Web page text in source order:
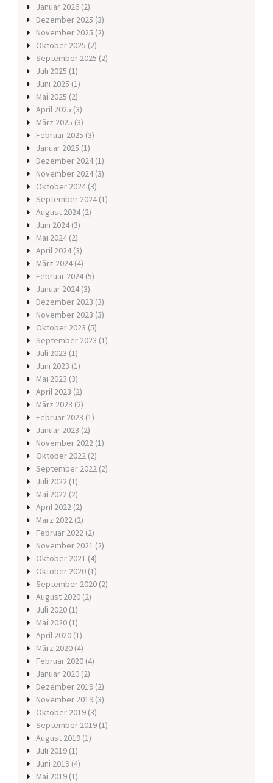
Januar 2026 (2)
Dezember 2025 (3)
November 2025 (2)
Oktober 2025 (2)
September 2025 (2)
Juli 2025 (1)
Juni 2025 (1)
Mai 2025 (2)
April 2025 (3)
März 2025 (3)
Februar 2025 (3)
Januar 2025 (1)
Dezember 2024 (1)
November 2024 (3)
Oktober 2024 (3)
September 2024 (1)
August 2024 (2)
Juni 2024 (3)
Mai 2024 (2)
April 2024 (3)
März 2024 (4)
Februar 2024 (5)
Januar 2024 (3)
Dezember 2023 (3)
November 2023 (3)
Oktober 2023 (5)
September 2023 (1)
Juli 2023 (1)
Juni 2023 (1)
Mai 2023 (3)
April 2023 (2)
März 2023 (2)
Februar 2023 (1)
Januar 2023 (2)
November 2022 (1)
Oktober 2022 (2)
September 2022 (2)
Juli 2022 (1)
Mai 2022 (2)
April 2022 (2)
März 2022 (2)
Februar 2022 (2)
November 2021 (2)
Oktober 2021 (4)
Oktober 2020 (1)
September 2020 (2)
August 2020 (2)
Juli 2020 (1)
Mai 2020 (1)
April 2020 (1)
März 2020 (4)
Februar 2020 (4)
Januar 2020 (2)
Dezember 2019 (2)
November 2019 (3)
Oktober 2019 (3)
September 2019 (1)
August 2019 (1)
Juli 2019 (1)
Juni 2019 (4)
Mai 2019 (1)